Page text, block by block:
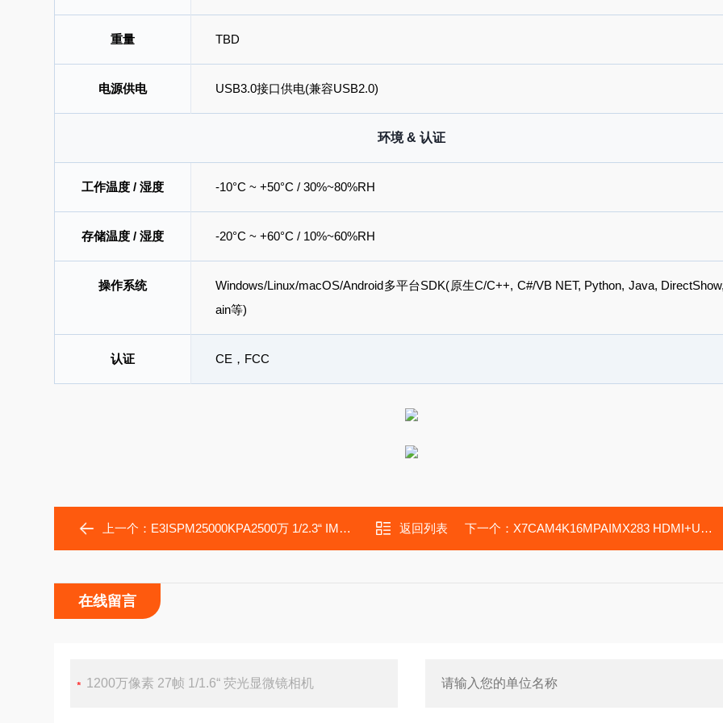
重量 TBD
电源供电 USB3.0接口供电(兼容USB2.0)
环境 & 认证
工作温度 / 湿度 -10°C ~ +50°C / 30%~80%RH
存储温度 / 湿度 -20°C ~ +60°C / 10%~60%RH
操作系统
Windows/Linux/macOS/Android多平台SDK(原生C/C++, C#/VB NET, Python, Java,
ain等)
认证 CE，FCC
上一个： E3ISPM25000KPA2500万 1/2.3“ IMX511 CMOS 3.0显微镜相机 返回列表 下一个： X7CAM4K16MPAIMX283 HDMI+USB+WIFI+LAN 4K 16M 显微相机
在线留言